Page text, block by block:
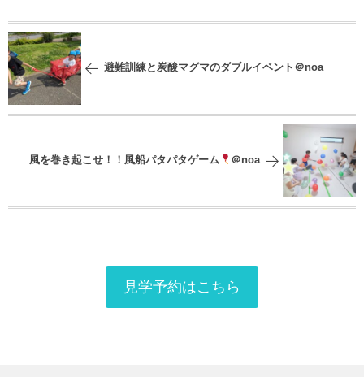
避難訓練と炭酸マグマのダブルイベント＠noa
風を巻き起こせ！！風船パタパタゲーム ＠noa
見学予約はこちら